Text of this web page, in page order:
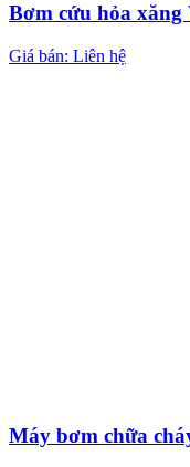
Bơm cứu hỏa xăng
Giá bán: Liên hệ
Máy bơm chữa